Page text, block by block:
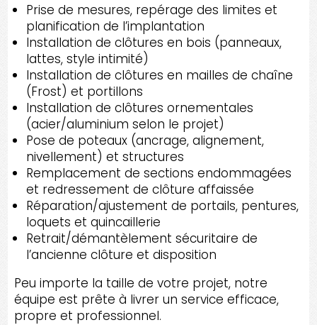
Prise de mesures, repérage des limites et
planification de l’implantation
Installation de clôtures en bois (panneaux,
lattes, style intimité)
Installation de clôtures en mailles de chaîne
(Frost) et portillons
Installation de clôtures ornementales
(acier/aluminium selon le projet)
Pose de poteaux (ancrage, alignement,
nivellement) et structures
Remplacement de sections endommagées
et redressement de clôture affaissée
Réparation/ajustement de portails, pentures,
loquets et quincaillerie
Retrait/démantèlement sécuritaire de
l’ancienne clôture et disposition
Peu importe la taille de votre projet, notre
équipe est prête à livrer un service efficace,
propre et professionnel.